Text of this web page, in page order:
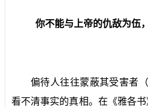
你不能与上帝的仇敌为伍
偏待人往往蒙蔽其受害者
看不清事实的真相。在《雅各书